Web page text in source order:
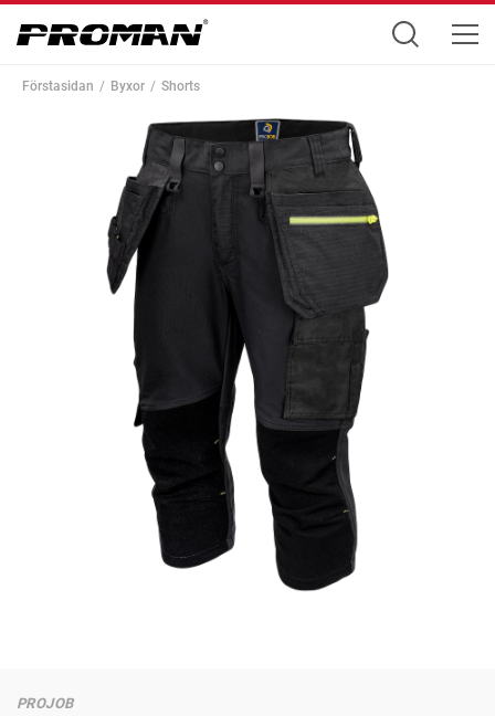
Förstasidan Byxor Shorts
PROJOB